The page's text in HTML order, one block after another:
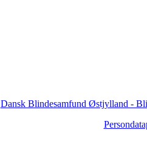
Dansk Blindesamfund Østjylland -